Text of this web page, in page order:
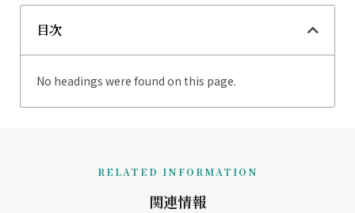
目次
No headings were found on this page.
RELATED INFORMATION
関連情報